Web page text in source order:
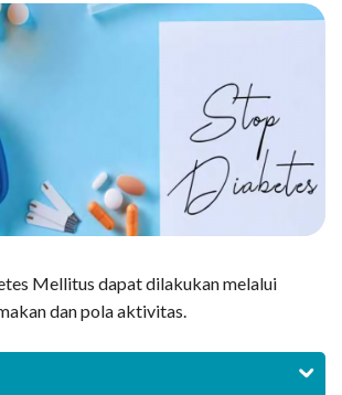
Mellitus dapat dilakukan melalui
dan pola aktivitas.